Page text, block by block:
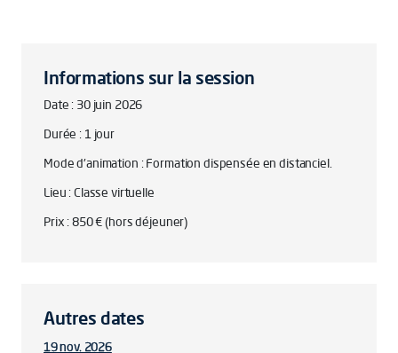
Informations sur la session
Date : 30 juin 2026
Durée : 1 jour
Mode d'animation : Formation dispensée en distanciel.
Lieu : Classe virtuelle
Prix : 850 € (hors déjeuner)
Autres dates
19 nov. 2026